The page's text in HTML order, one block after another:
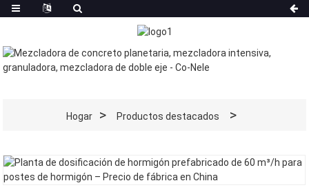
Hogar Productos destacados